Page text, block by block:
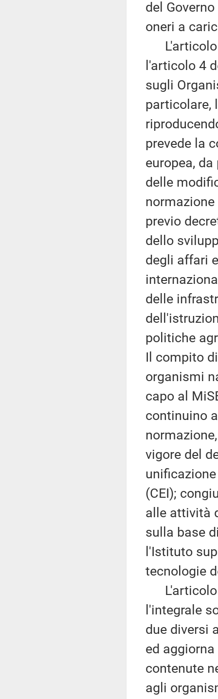
del
oneri a
L'articolo
l'articolo 4
sugli
particolare,
prevede la
europea,
delle
previo
dello
degli affari
delle
politiche
Il compito
organismi
capo al
continuino
vigore del
(CEI);
alle attività
sulla base
l'Istituto
tecnologie
L'articolo
l'integrale
due diversi
ed
contenute
agli